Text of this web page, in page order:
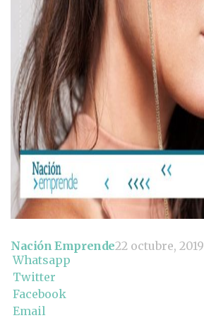
Nación Emprende22 octubre, 2019
Whatsapp
Twitter
Facebook
Email